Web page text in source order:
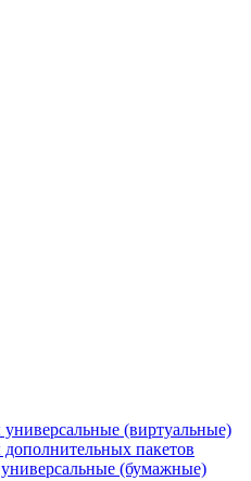
(виртуальные)
пакетов
(бумажные)